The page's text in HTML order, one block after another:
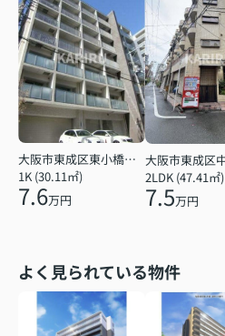
大阪市東成区東小橋１丁目
1K (30.11㎡)
7.6万円
2LDK (47.41㎡)
7.5万円
よく見られている物件